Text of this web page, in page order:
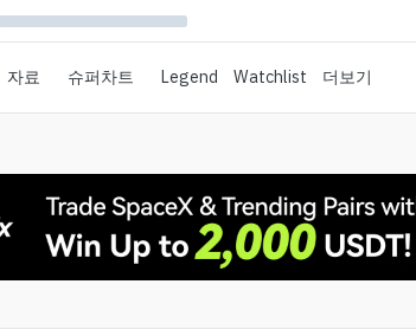
자료 슈퍼차트 Legend Watchlist 더보기